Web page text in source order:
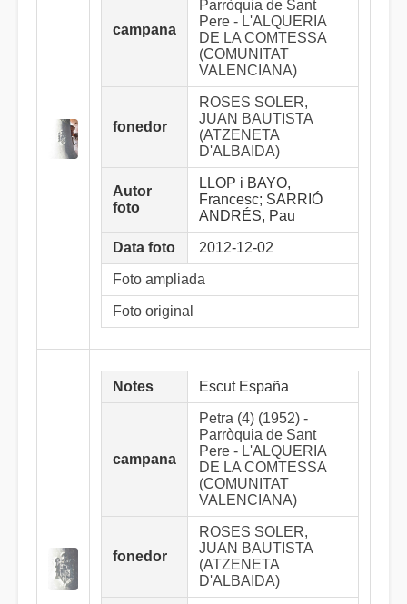
campana
Parròquia de Sant
Pere - L'ALQUERIA
DE LA COMTESSA
(COMUNITAT
VALENCIANA)
fonedor
ROSES SOLER,
JUAN BAUTISTA
(ATZENETA
D'ALBAIDA)
Autor
foto
LLOP i BAYO,
Francesc; SARRIÓ
ANDRÉS, Pau
Data foto 2012-12-02
Foto ampliada
Foto original
Notes Escut España
campana
Petra (4) (1952) -
Parròquia de Sant
Pere - L'ALQUERIA
DE LA COMTESSA
(COMUNITAT
VALENCIANA)
fonedor
ROSES SOLER,
JUAN BAUTISTA
(ATZENETA
D'ALBAIDA)